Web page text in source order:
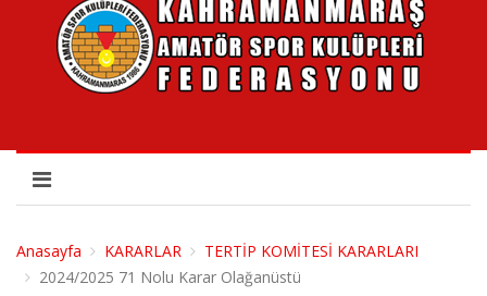
Anasayfa KARARLAR
TERTİP KOMİTESİ KARARLARI
2024/2025 71 Nolu Karar Olağanüstü